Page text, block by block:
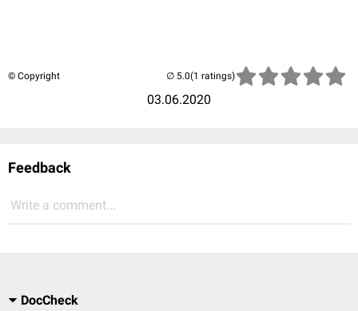
© Copyright
03.06.2020
(1 ratings)
Feedback
Write a comment...
DocCheck